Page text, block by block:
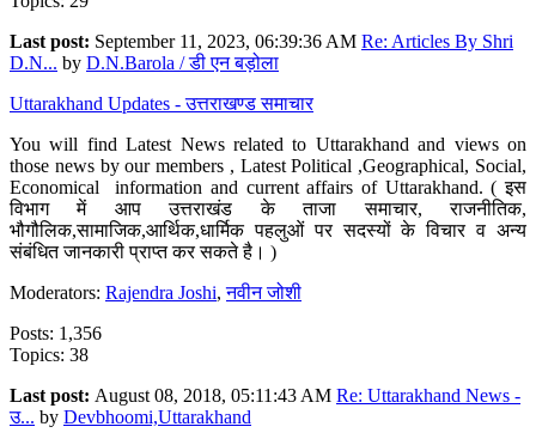
Last post: September 11, 2023, 06:39:36 AM Re: Articles By Shri
D.N... by D.N.Barola / डी एन बड़ोला
Uttarakhand Updates - उत्तराखण्ड समाचार
You will find Latest News related to Uttarakhand and views on
those news by our members , Latest Political ,Geographical, Social,
Economical information and current affairs of Uttarakhand. ( इस
विभाग में आप उत्तराखंड के ताजा समाचार, राजनीतिक,
भौगौलिक,सामाजिक,आर्थिक,धार्मिक पहलुओं पर सदस्यों के विचार व अन्य
संबंधित जानकारी प्राप्त कर सकते है। )
Moderators: Rajendra Joshi,नवीन जोशी
Posts: 1,356
Topics: 38
Last post: August 08, 2018, 05:11:43 AM Re: Uttarakhand News -
उ... by Devbhoomi,Uttarakhand